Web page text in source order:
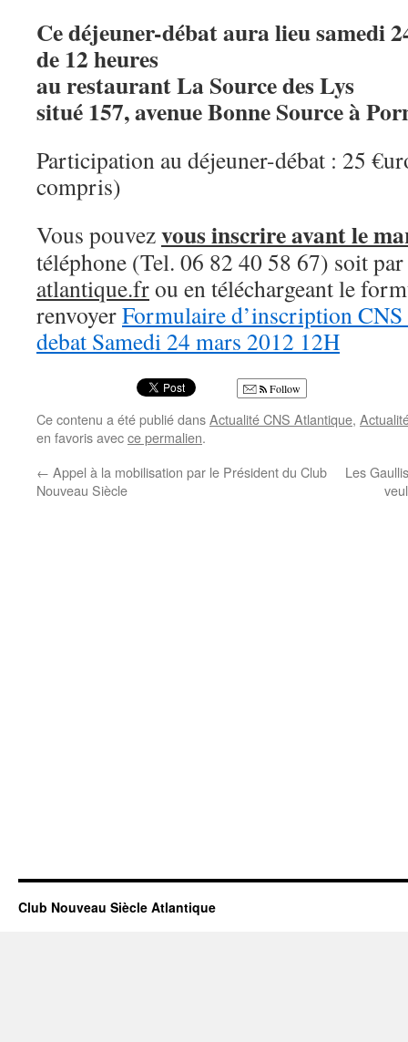
Ce déjeuner-débat aura lieu samedi
de 12 heures
au restaurant La Source des Lys
situé 157, avenue Bonne Source à
Participation au déjeuner-débat : 25
compris)
Vous pouvezvous inscrire avant le
téléphone (Tel. 06 82 40 58 67) soit
atlantique.frou en téléchargeant le
renvoyerFormulaire d’inscription
debat Samedi 24 mars 2012 12H
Follow
Ce contenu a été publié dansActualité CNS Atlantique,
en favoris avecce permalien.
← Appel à la mobilisation par le Président du Club
Nouveau Siècle
Les
Club Nouveau Siècle Atlantique